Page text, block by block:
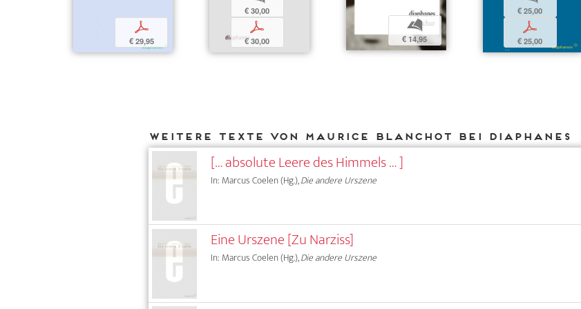
p
€ 29,95
€ 30,00
p
€ 30,00
b
€ 14,95
€ 25,00
p
€ 25,00
Weitere Texte von Maurice Blanchot bei DIAPHANES
[… absolute Leere des Himmels … ]
In: Marcus Coelen (Hg.),Die andere Urszene
Eine Urszene [Zu Narziss]
In: Marcus Coelen (Hg.),Die andere Urszene